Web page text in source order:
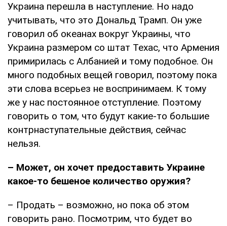
Украина перешла в наступление. Но надо
учитывать, что это Дональд Трамп. Он уже
говорил об океанах вокруг Украины, что
Украина размером со штат Техас, что Армения
примирилась с Албанией и тому подобное. Он
много подобных вещей говорил, поэтому пока
эти слова всерьез не воспринимаем. К тому
же у нас постоянное отступление. Поэтому
говорить о том, что будут какие-то большие
контрнаступательные действия, сейчас
нельзя.
– Может, он хочет предоставить Украине
какое-то бешеное количество оружия?
– Продать – возможно, но пока об этом
говорить рано. Посмотрим, что будет во